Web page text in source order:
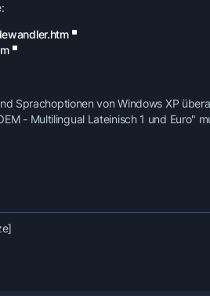
Sprachoptionen von Windows XP
- Multilingual Lateinisch 1 und Euro"